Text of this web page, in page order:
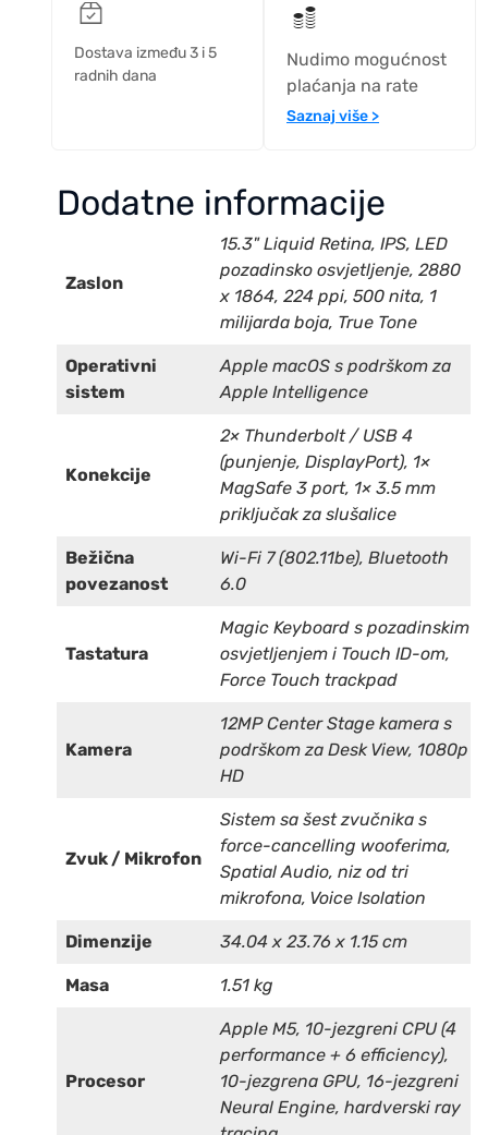
Dostava između 3 i 5
radnih dana
Nudimo mogućnost
plaćanja na rate
Saznaj više >
Dodatne informacije
Zaslon
15.3" Liquid Retina, IPS, LED
pozadinsko osvjetljenje, 2880
x 1864, 224 ppi, 500 nita, 1
milijarda boja, True Tone
Operativni
sistem
Apple macOS s podrškom za
Apple Intelligence
Konekcije
2× Thunderbolt / USB 4
(punjenje, DisplayPort), 1×
MagSafe 3 port, 1× 3.5 mm
priključak za slušalice
Bežična
povezanost
Wi-Fi 7 (802.11be), Bluetooth
6.0
Tastatura
Magic Keyboard s pozadinskim
osvjetljenjem i Touch ID-om,
Force Touch trackpad
Kamera
12MP Center Stage kamera s
podrškom za Desk View, 1080p
HD
Zvuk / Mikrofon
Sistem sa šest zvučnika s
force-cancelling wooferima,
Spatial Audio, niz od tri
mikrofona, Voice Isolation
Dimenzije 34.04 x 23.76 x 1.15 cm
Masa 1.51 kg
Procesor
Apple M5, 10-jezgreni CPU (4
performance + 6 efficiency),
10-jezgrena GPU, 16-jezgreni
Neural Engine, hardverski ray